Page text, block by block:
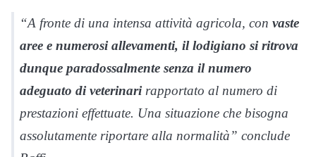
“A fronte di una intensa attività agricola, con vaste
aree e numerosi allevamenti, il lodigiano si ritrova
dunque paradossalmente senza il numero
adeguato di veterinarirapportato al numero di
prestazioni effettuate. Una situazione che bisogna
assolutamente riportare alla normalità” conclude